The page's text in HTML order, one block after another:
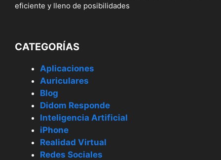
eficiente y lleno de posibilidades
CATEGORÍAS
Aplicaciones
Auriculares
Blog
Didom Responde
Inteligencia Artificial
iPhone
Realidad Virtual
Redes Sociales